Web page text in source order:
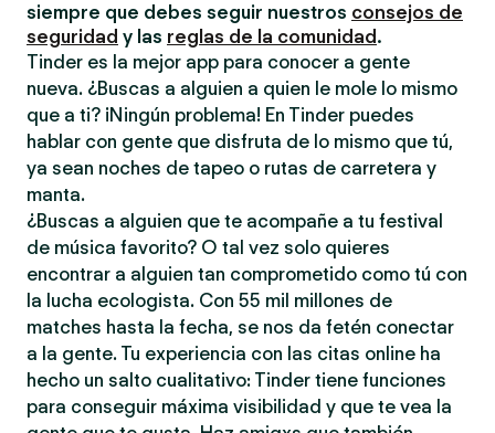
siempre que debes seguir nuestros consejos de
seguridad y las reglas de la comunidad .
Tinder es la mejor app para conocer a gente
nueva. ¿Buscas a alguien a quien le mole lo mismo
que a ti? ¡Ningún problema! En Tinder puedes
hablar con gente que disfruta de lo mismo que tú,
ya sean noches de tapeo o rutas de carretera y
manta.
¿Buscas a alguien que te acompañe a tu festival
de música favorito? O tal vez solo quieres
encontrar a alguien tan comprometido como tú con
la lucha ecologista. Con 55 mil millones de
matches hasta la fecha, se nos da fetén conectar
a la gente. Tu experiencia con las citas online ha
hecho un salto cualitativo: Tinder tiene funciones
para conseguir máxima visibilidad y que te vea la